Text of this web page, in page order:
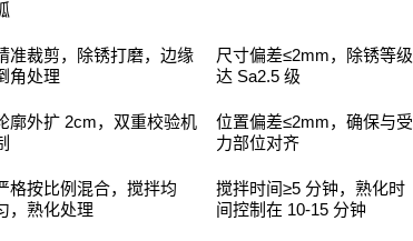
准裁剪，除锈打磨，边缘
角处理
尺寸偏差≤2mm，除锈等级
达 Sa2.5 级
廓外扩 2cm，双重校验机
位置偏差≤2mm，确保与受
力部位对齐
格按比例混合，搅拌均
，熟化处理
搅拌时间 ≥5 分钟，熟化时
间控制在 10-15 分钟